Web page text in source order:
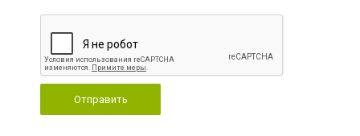
Отправить